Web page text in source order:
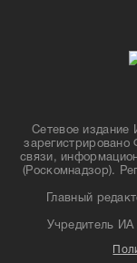
Сетевое издание
связи,
(Роскомнадзор).
Главный
Учредитель